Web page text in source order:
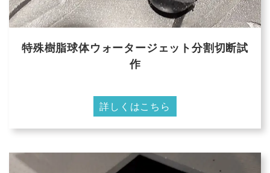
特殊樹脂球体ウォータージェット分割切断試
作
詳しくはこちら